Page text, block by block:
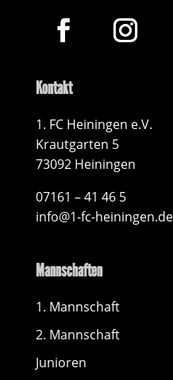
Kontakt
1. FC Heiningen e.V.
Krautgarten 5
73092 Heiningen
07161 – 41 46 5
info@1-fc-heiningen.de
Mannschaften
1. Mannschaft
2. Mannschaft
Junioren